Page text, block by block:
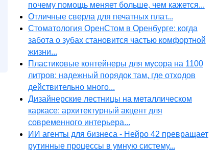
почему помощь меняет больше, чем кажется...
Отличные сверла для печатных плат...
Стоматология ОренСтом в Оренбурге: когда
забота о зубах становится частью комфортной
жизни...
Пластиковые контейнеры для мусора на 1100
литров: надежный порядок там, где отходов
действительно много...
Дизайнерские лестницы на металлическом
каркасе: архитектурный акцент для
современного интерьера...
ИИ агенты для бизнеса - Нейро 42 превращает
рутинные процессы в умную систему...